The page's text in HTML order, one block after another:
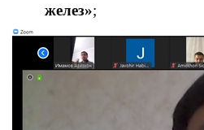
желез»;